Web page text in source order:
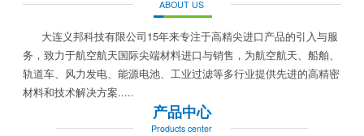
ABOUT US
大连义邦科技有限公司15年来专注于高精尖进口产品的引入与服
务，致力于航空航天国际尖端材料进口与销售，为航空航天、船舶、
轨道车、风力发电、能源电池、工业过滤等多行业提供先进的高精密
材料和技术解决方案.....
产品中心
Products center